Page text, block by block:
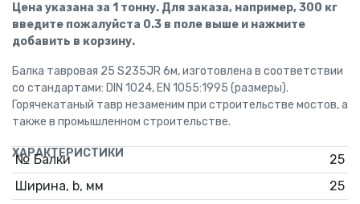
Цена указана за 1 тонну. Для заказа, например, 300 кг
введите пожалуйста 0.3 в поле выше и нажмите
добавить в корзину.
Балка тавровая 25 S235JR 6м, изготовлена в соответствии
со стандартами: DIN 1024, EN 1055:1995 (размеры).
Горячекатаный тавр незаменим при строительстве мостов, а
также в промышленном строительстве.
ХАРАКТЕРИСТИКИ
№ Балки
25
Ширина, b, мм
25